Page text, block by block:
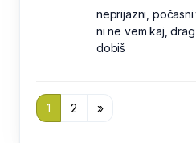
neprijazni,
ni ne vem kaj,
dobiš
1 2 »